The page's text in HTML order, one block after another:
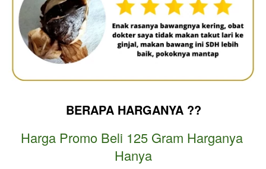
BERAPA HARGANYA ??
Harga Promo Beli 125 Gram Harganya
Hanya